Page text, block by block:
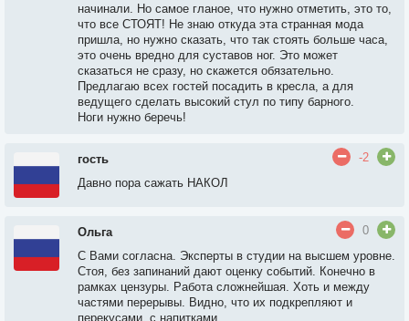
начинали. Но самое гланое, что нужно отметить, это то,
что все СТОЯТ! Не знаю откуда эта странная мода
пришла, но нужно сказать, что так стоять больше часа,
это очень вредно для суставов ног. Это может
сказаться не сразу, но скажется обязательно.
Предлагаю всех гостей посадить в кресла, а для
ведущего сделать высокий стул по типу барного.
Ноги нужно беречь!
гость
-2
Давно пора сажать НАКОЛ
Ольга
0
С Вами согласна. Эксперты в студии на высшем уровне.
Стоя, без запинаний дают оценку событий. Конечно в
рамках цензуры. Работа сложнейшая. Хоть и между
частями перерывы. Видно, что их подкрепляют и
перекусами, с напитками.